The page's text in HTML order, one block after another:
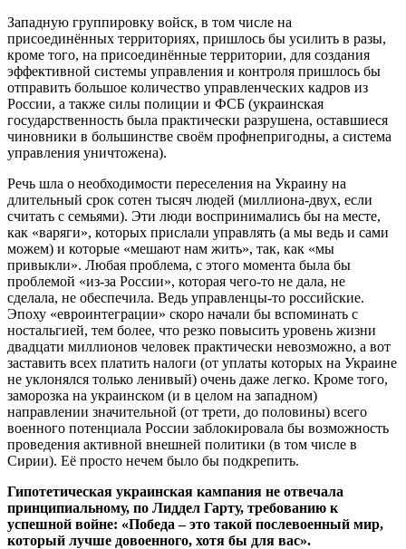
Западную группировку войск, в том числе на
присоединённых территориях, пришлось бы усилить в разы,
кроме того, на присоединённые территории, для создания
эффективной системы управления и контроля пришлось бы
отправить большое количество управленческих кадров из
России, а также силы полиции и ФСБ (украинская
государственность была практически разрушена, оставшиеся
чиновники в большинстве своём профнепригодны, а система
управления уничтожена).
Речь шла о необходимости переселения на Украину на
длительный срок сотен тысяч людей (миллиона-двух, если
считать с семьями). Эти люди воспринимались бы на месте,
как «варяги», которых прислали управлять (а мы ведь и сами
можем) и которые «мешают нам жить», так, как «мы
привыкли». Любая проблема, с этого момента была бы
проблемой «из-за России», которая чего-то не дала, не
сделала, не обеспечила. Ведь управленцы-то российские.
Эпоху «евроинтеграции» скоро начали бы вспоминать с
ностальгией, тем более, что резко повысить уровень жизни
двадцати миллионов человек практически невозможно, а вот
заставить всех платить налоги (от уплаты которых на Украине
не уклонялся только ленивый) очень даже легко. Кроме того,
заморозка на украинском (и в целом на западном)
направлении значительной (от трети, до половины) всего
военного потенциала России заблокировала бы возможность
проведения активной внешней политики (в том числе в
Сирии). Её просто нечем было бы подкрепить.
Гипотетическая украинская кампания не отвечала
принципиальному, по Лиддел Гарту, требованию к
успешной войне: «Победа – это такой послевоенный мир,
который лучше довоенного, хотя бы для вас».